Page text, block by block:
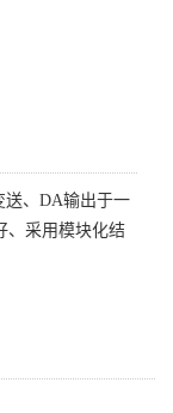
送、DA输出于一
、采用模块化结